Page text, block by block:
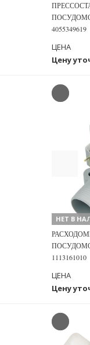
4055349619
Цену
ЦЕНА
НЕТ В
1113161010
Цену
ЦЕНА